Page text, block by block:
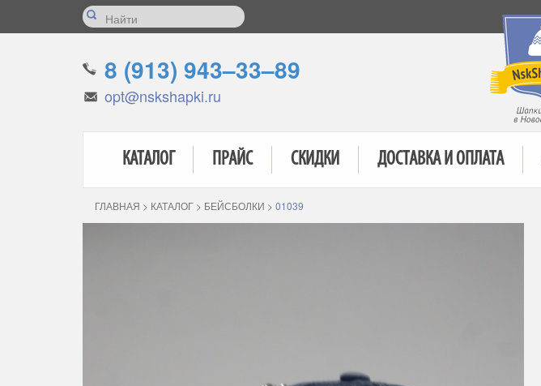
8 (913) 943–33–89
opt@nskshapki.ru
КАТАЛОГ ПРАЙС СКИДКИ ДОСТАВКА И ОПЛАТА
ГЛАВНАЯ > КАТАЛОГ > БЕЙСБОЛКИ > 01039